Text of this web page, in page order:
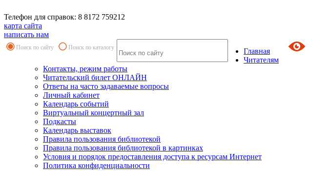
Телефон для справок: 8 8172 759212
карта сайта
написать нам
Поиск по сайту Поиск по каталогу
Главная
Читателям
Контакты, режим работы
Читательский билет ОНЛАЙН
Ответы на часто задаваемые вопросы
Личный кабинет
Календарь событий
Виртуальный концертный зал
Подкасты
Календарь выставок
Правила пользования библиотекой
Правила пользования библиотекой в картинках
Условия и порядок предоставления доступа к ресурсам Интернет
Политика конфиденциальности